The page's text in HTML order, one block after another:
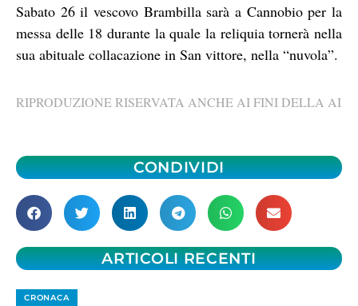
Sabato 26 il vescovo Brambilla sarà a Cannobio per la
messa delle 18 durante la quale la reliquia tornerà nella
sua abituale collacazione in San vittore, nella “nuvola”.
RIPRODUZIONE RISERVATA ANCHE AI FINI DELLA AI
CONDIVIDI
ARTICOLI RECENTI
CRONACA